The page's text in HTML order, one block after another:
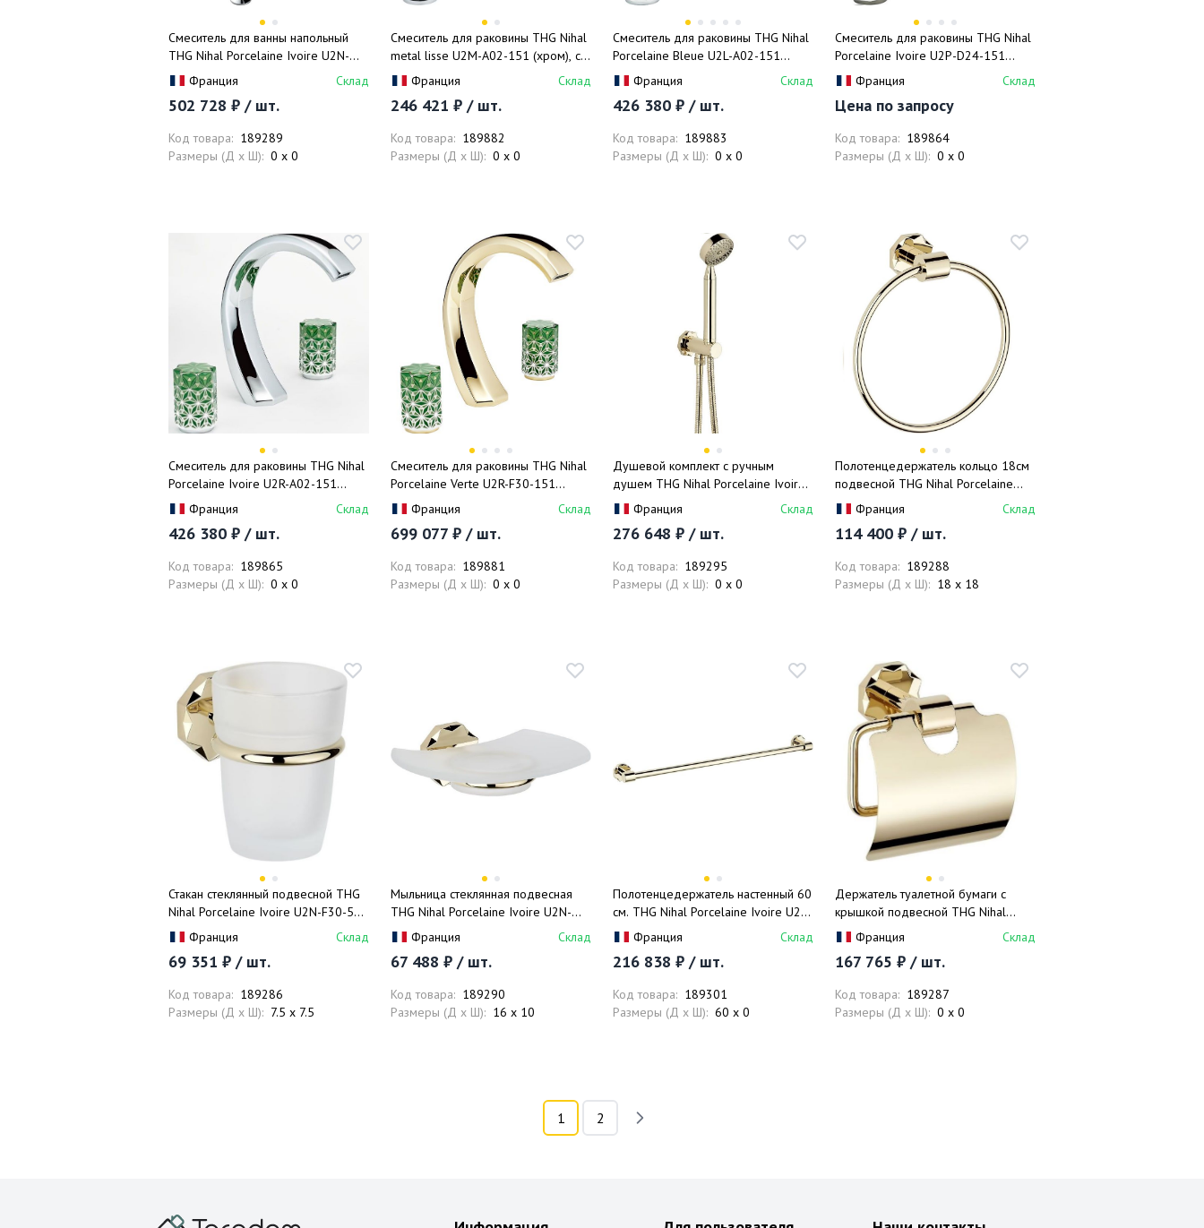
Смеситель для ванны напольный
THG Nihal Porcelaine Ivoire U2N-
A02-13CS (хром, айвори)
Франция Склад
502 728 ₽ / шт.
Код товара: 189289
Размеры (Д x Ш): 0 x 0
Смеситель для раковины THG Nihal
metal lisse U2M-A02-151 (хром), с
донным клапаном
Франция Склад
246 421 ₽ / шт.
Код товара: 189882
Размеры (Д x Ш): 0 x 0
Смеситель для раковины THG Nihal
Porcelaine Bleue U2L-A02-151
(хром, синий), с донным клапаном
Франция Склад
426 380 ₽ / шт.
Код товара: 189883
Размеры (Д x Ш): 0 x 0
Смеситель для раковины THG Nihal
Porcelaine Ivoire U2P-D24-151
(никель, черный никель), с донным
клапаном
Франция Склад
Цена по запросу
Код товара: 189864
Размеры (Д x Ш): 0 x 0
Смеситель для раковины THG Nihal
Porcelaine Ivoire U2R-A02-151
(хром, зеленый), с донным
клапаном
Франция Склад
426 380 ₽ / шт.
Код товара: 189865
Размеры (Д x Ш): 0 x 0
Смеситель для раковины THG Nihal
Porcelaine Verte U2R-F30-151
(золотой, зеленый), с донным
клапаном
Франция Склад
699 077 ₽ / шт.
Код товара: 189881
Размеры (Д x Ш): 0 x 0
Душевой комплект с ручным
душем THG Nihal Porcelaine Ivoire
U2N-F30-54 (золотой)
Франция Склад
276 648 ₽ / шт.
Код товара: 189295
Размеры (Д x Ш): 0 x 0
Полотенцедержатель кольцо 18см
подвесной THG Nihal Porcelaine
Ivoire U2N-F30-504N (золотой)
Франция Склад
114 400 ₽ / шт.
Код товара: 189288
Размеры (Д x Ш): 18 x 18
Стакан стеклянный подвесной THG
Nihal Porcelaine Ivoire U2N-F30-536
(золотой)Франция Склад
69 351 ₽ / шт.
Код товара: 189286
Размеры (Д x Ш): 7.5 x 7.5
Мыльница стеклянная подвесная
THG Nihal Porcelaine Ivoire U2N-
F30-500 (золотой)
Франция Склад
67 488 ₽ / шт.
Код товара: 189290
Размеры (Д x Ш): 16 x 10
Полотенцедержатель настенный 60
см. THG Nihal Porcelaine Ivoire U2N-
F30-520/60 (золотой)
Франция Склад
216 838 ₽ / шт.
Код товара: 189301
Размеры (Д x Ш): 60 x 0
Держатель туалетной бумаги с
крышкой подвесной THG Nihal
Porcelaine Ivoire U2N-F30-538AC
(золотой)
Франция Склад
167 765 ₽ / шт.
Код товара: 189287
Размеры (Д x Ш): 0 x 0
1 2